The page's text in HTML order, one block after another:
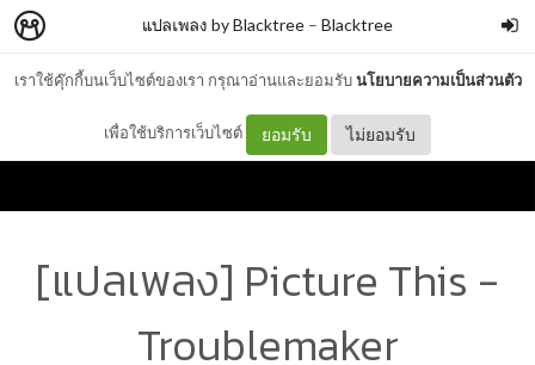
เราใช้คุ๊กกี้บนเว็บไซต์ของเรา กรุณาอ่านและยอมรับนโยบายความเป็นส่วนตัว
เพื่อใช้บริการเว็บไซต์ ยอมรับ ไม่ยอมรับ
แปลเพลง by Blacktree – Blacktree
[แปลเพลง] Picture This -
Troublemaker